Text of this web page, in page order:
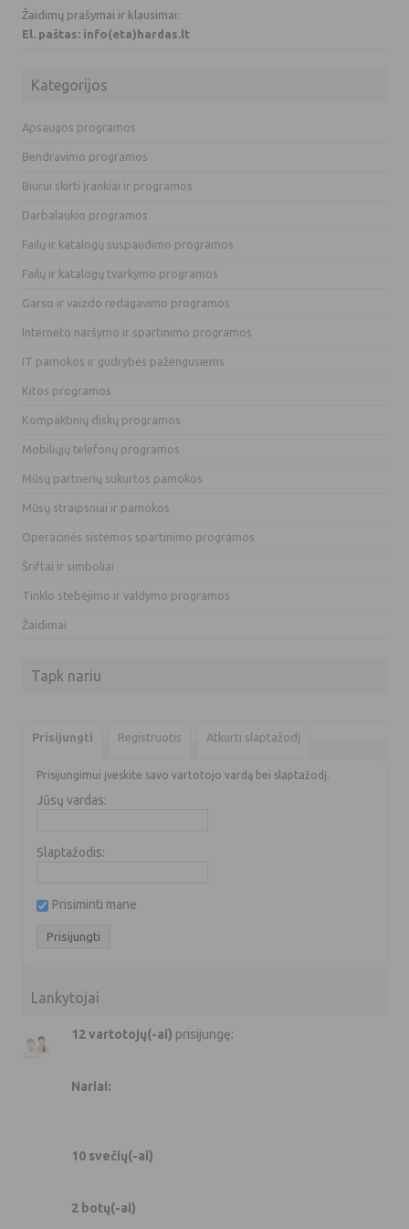
Žaidimų prašymai ir klausimai:
El. paštas: info(eta)hardas.lt
Kategorijos
Apsaugos programos
Bendravimo programos
Biurui skirti įrankiai ir programos
Darbalaukio programos
Failų ir katalogų suspaudimo programos
Failų ir katalogų tvarkymo programos
Garso ir vaizdo redagavimo programos
Interneto naršymo ir spartinimo programos
IT pamokos ir gudrybės pažengusiems
Kitos programos
Kompaktinių diskų programos
Mobiliųjų telefonų programos
Mūsų partnerių sukurtos pamokos
Mūsų straipsniai ir pamokos
Operacinės sistemos spartinimo programos
Šriftai ir simboliai
Tinklo stebėjimo ir valdymo programos
Žaidimai
Tapk nariu
Prisijungti Registruotis Atkurti slaptažodį
Prisijungimui įveskite savo vartotojo vardą bei slaptažodį.
Jūsų vardas:
Slaptažodis:
Prisiminti mane
Lankytojai
12 vartotojų(-ai) prisijungę:
Nariai:
10 svečių(-ai)
2 botų(-ai)